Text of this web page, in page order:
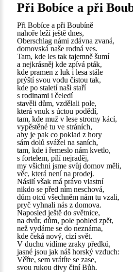
Při Bobíce a při
Při Bobíce a při Boubíně
nahoře leží ještě dnes,
Oberschlag námi zdávna zvaná,
domovská naše rodná ves.
Tam, kde les tak tajemně šumí
a nejkrásněj kde zpívá pták,
kde pramen z luk i lesa stále
prýští svou vodu čistou tak,
kde po staletí naši staří
s rodinami i čeledí
stavěli dům, vzdělali pole,
která vnuk s úctou podědí,
tam, kde muž v lese stromy kácí,
vypěstěné tu ve stráních,
aby je pak co poklad z hory
sám dolů svážel na saních,
tam, kde i řemeslo nám kvetlo,
s fortelem, pílí nejraděj,
my všichni jsme svůj domov měli,
věc, která není na prodej.
Násilí však má právo vlastní
nikdo se před ním neschová,
dům otců všechněm nám tu vzali,
pryč vyhnali nás z domova.
Naposled ještě do světnice,
na dvůr, dům, pole pohled zpět,
než vydáme se do neznáma,
kde čeká nový, cizí svět.
V duchu vidíme zraky předků,
jasné jsou jak náš horský vzduch:
Věřte, sem vrátíte se zase,
svou rukou divy činí Bůh.